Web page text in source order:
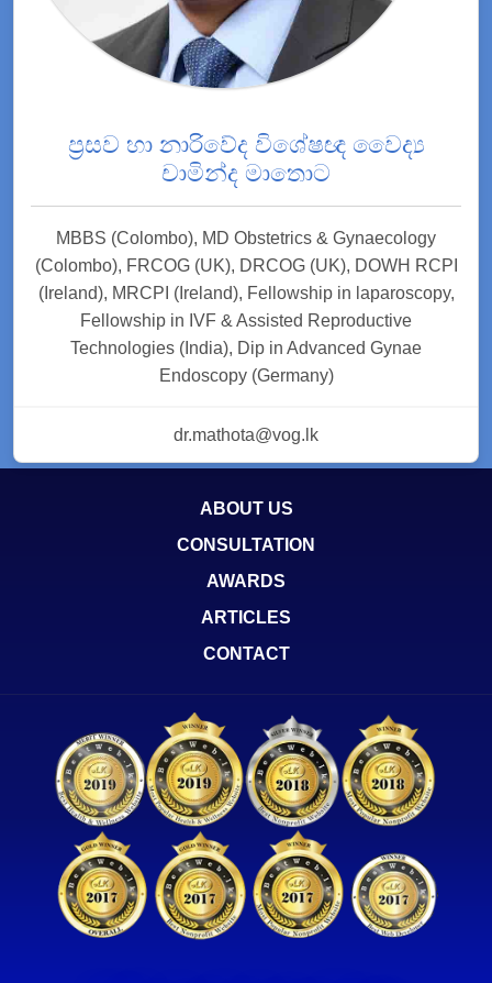
ප්‍රසව හා නාරිවේද විශේෂඥ වෛද්‍ය
චාමින්ද මාතොට
MBBS (Colombo), MD Obstetrics & Gynaecology
(Colombo), FRCOG (UK), DRCOG (UK), DOWH RCPI
(Ireland), MRCPI (Ireland), Fellowship in laparoscopy,
Fellowship in IVF & Assisted Reproductive
Technologies (India), Dip in Advanced Gynae
Endoscopy (Germany)
dr.mathota@vog.lk
ABOUT US
CONSULTATION
AWARDS
ARTICLES
CONTACT